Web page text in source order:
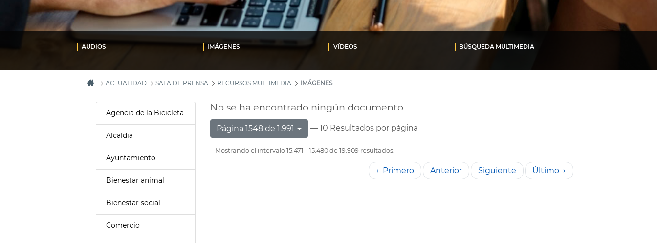
AUDIOS IMÁGENES VÍDEOS BÚSQUEDA MULTIMEDIA
ACTUALIDAD SALA DE PRENSA RECURSOS MULTIMEDIA IMÁGENES
Agencia de la Bicicleta
Alcaldía
Ayuntamiento
Bienestar animal
Bienestar social
Comercio
No se ha encontrado ningún documento
Página 1548 de 1.991 — 10 Resultados por página
Mostrando el intervalo 15.471 - 15.480 de 19.909 resultados.
← Primero Anterior Siguiente Último →